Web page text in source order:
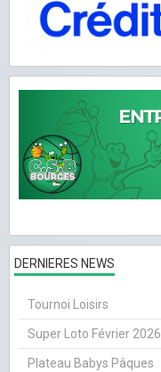
DERNIERES NEWS
Tournoi Loisirs
Super Loto Février 2026
Plateau Babys Pâques